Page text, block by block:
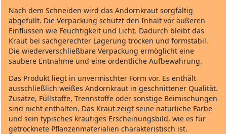
Nach dem Schneiden wird das Andornkraut sorgfältig
abgefüllt. Die Verpackung schützt den Inhalt vor äußeren
Einflüssen wie Feuchtigkeit und Licht. Dadurch bleibt das
Kraut bei sachgerechter Lagerung trocken und formstabil.
Die wiederverschließbare Verpackung ermöglicht eine
saubere Entnahme und eine ordentliche Aufbewahrung.
Das Produkt liegt in unvermischter Form vor. Es enthält
ausschließlich weißes Andornkraut in geschnittener Qualität.
Zusätze, Füllstoffe, Trennstoffe oder sonstige Beimischungen
sind nicht enthalten. Das Kraut zeigt seine natürliche Farbe
und sein typisches krautiges Erscheinungsbild, wie es für
getrocknete Pflanzenmaterialien charakteristisch ist.